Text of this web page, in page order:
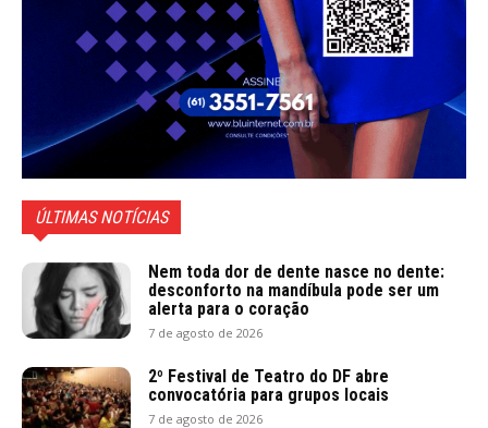
ÚLTIMAS NOTÍCIAS
Nem toda dor de dente nasce no dente:
desconforto na mandíbula pode ser um
alerta para o coração
7 de agosto de 2026
2º Festival de Teatro do DF abre
convocatória para grupos locais
7 de agosto de 2026